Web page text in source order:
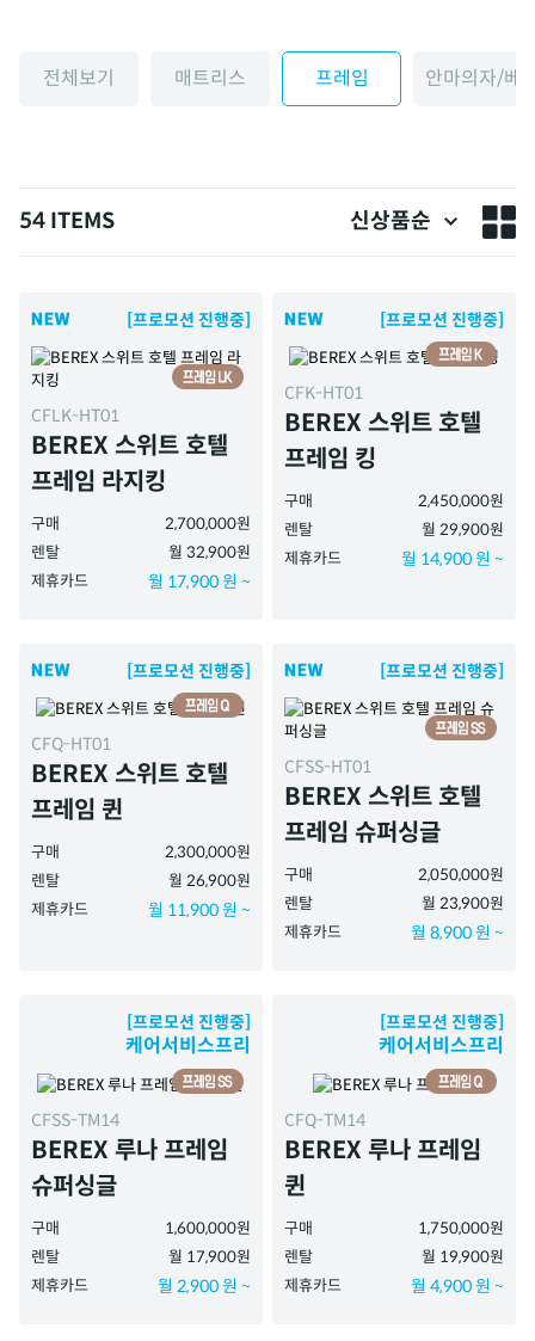
전체보기 매트리스 프레임 안마의자/베
54 ITEMS 신상품순
[프로모션 진행중]
CFLK-HT01
BEREX 스위트 호텔
프레임 라지킹
구매
2,700,000원
렌탈
월 32,900원
제휴카드
월 17,900 원 ~
[프로모션 진행중]
CFK-HT01
BEREX 스위트 호텔
프레임 킹
구매
2,450,000원
렌탈
월 29,900원
제휴카드
월 14,900 원 ~
[프로모션 진행중]
CFQ-HT01
BEREX 스위트 호텔
프레임 퀸
구매
2,300,000원
렌탈
월 26,900원
제휴카드
월 11,900 원 ~
[프로모션 진행중]
CFSS-HT01
BEREX 스위트 호텔
프레임 슈퍼싱글
구매
2,050,000원
렌탈
월 23,900원
제휴카드
월 8,900 원 ~
[프로모션 진행중]
케어서비스프리
CFSS-TM14
BEREX 루나 프레임
슈퍼싱글
구매
1,600,000원
렌탈
월 17,900원
제휴카드
월 2,900 원 ~
[프로모션 진행중]
케어서비스프리
CFQ-TM14
BEREX 루나 프레임
퀸
구매
1,750,000원
렌탈
월 19,900원
제휴카드
월 4,900 원 ~